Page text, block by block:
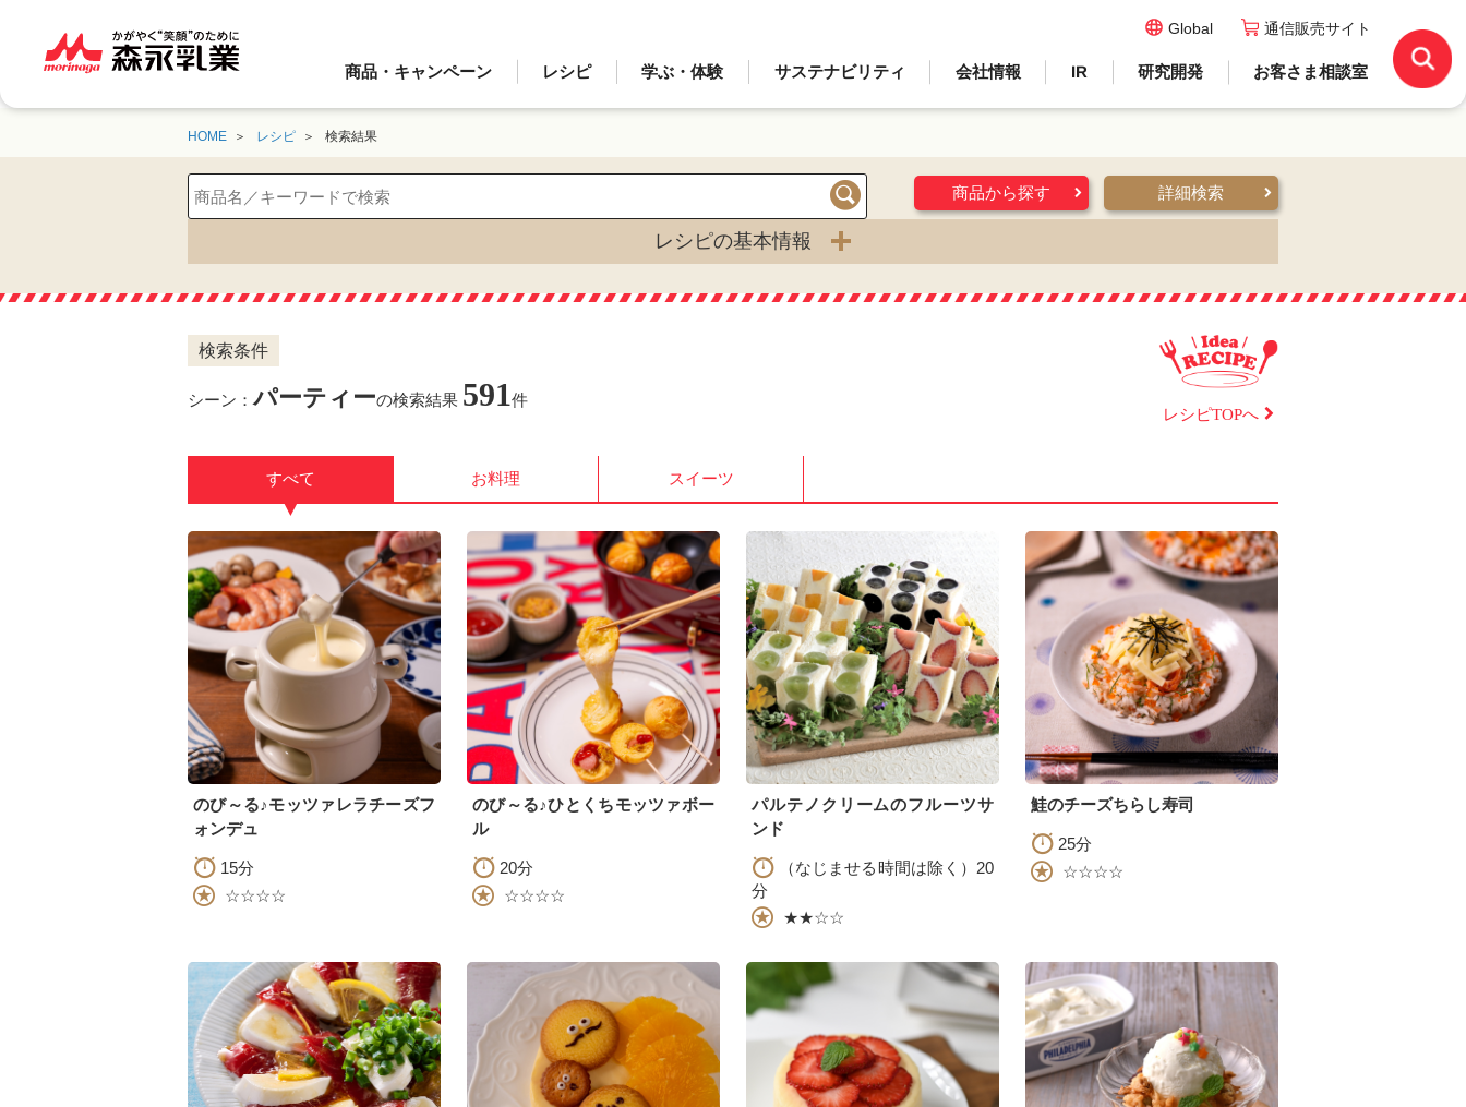
商品・キャンペーン レシピ 学ぶ・体験 サステナビリティ 会社情報 IR 研究開発 お客さま相談室
Global 通信販売サイト
HOME レシピ 検索結果
検索
商品から探す 詳細検索
レシピの基本情報
検索条件
シーン：パーティーの検索結果 591件
レシピTOPへ
すべて
▼
お料理 スイーツ
のび～る♪モッツァレラチーズフ
ォンデュ
15分
☆☆☆☆
のび～る♪ひとくちモッツァボー
ル
20分
☆☆☆☆
パルテノクリームのフルーツサ
ンド
（なじませる時間は除く）20
分
★★☆☆
鮭のチーズちらし寿司
25分
☆☆☆☆